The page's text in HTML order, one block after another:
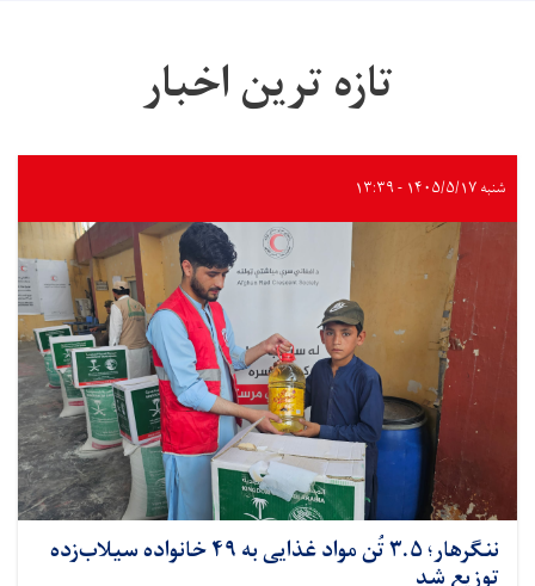
تازه ترین اخبار
شنبه ۱۴۰۵/۵/۱۷ - ۱۳:۳۹
ننگرهار؛ ۳.۵ تُن مواد غذایی به ۴۹ خانواده سیلاب‌زده